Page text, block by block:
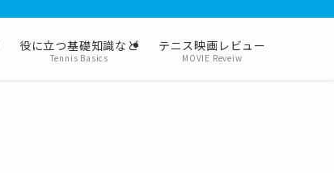
役に立つ基礎知識など
Tennis Basics
テニス映画レビュー
MOVIE Reveiw